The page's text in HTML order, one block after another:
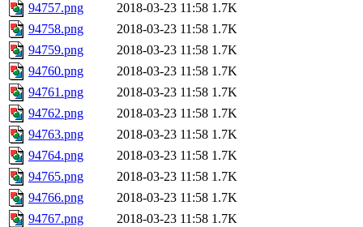
94757.png
2018-03-23 11:58 1.7K
94758.png
2018-03-23 11:58 1.7K
94759.png
2018-03-23 11:58 1.7K
94760.png
2018-03-23 11:58 1.7K
94761.png
2018-03-23 11:58 1.7K
94762.png
2018-03-23 11:58 1.7K
94763.png
2018-03-23 11:58 1.7K
94764.png
2018-03-23 11:58 1.7K
94765.png
2018-03-23 11:58 1.7K
94766.png
2018-03-23 11:58 1.7K
94767.png
2018-03-23 11:58 1.7K